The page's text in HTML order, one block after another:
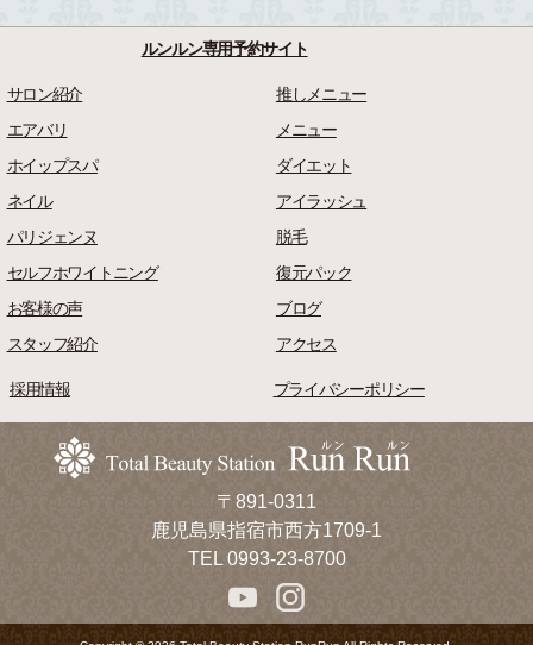
ルンルン専用予約サイト
サロン紹介
推しメニュー
エアバリ
メニュー
ホイップスパ
ダイエット
ネイル
アイラッシュ
パリジェンヌ
脱毛
セルフホワイトニング
復元パック
お客様の声
ブログ
スタッフ紹介
アクセス
採用情報 プライバシーポリシー
〒891-0311
鹿児島県指宿市西方1709-1
TEL 0993-23-8700